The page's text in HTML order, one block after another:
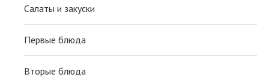
Салаты и закуски
Первые блюда
Вторые блюда